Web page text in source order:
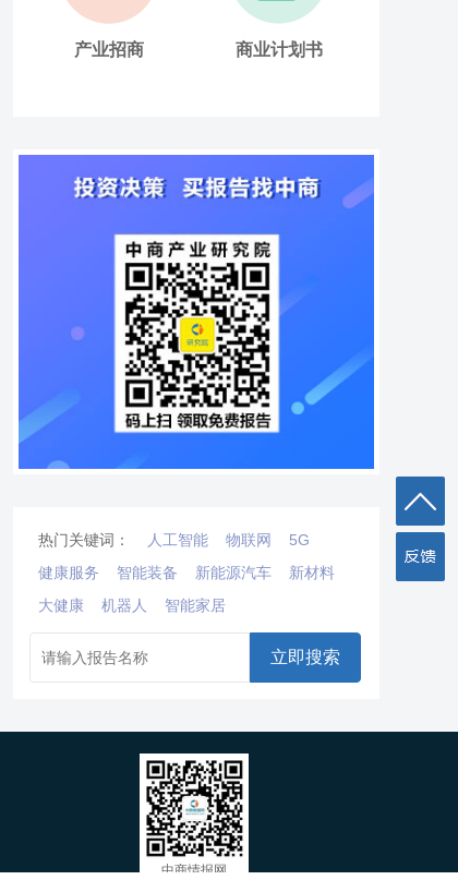
产业招商 商业计划书
热门关键词： 人工智能 物联网
5G
健康服务
智能装备 新能源汽车
新材料
大健康
机器人 智能家居
立即搜索
中商情报网